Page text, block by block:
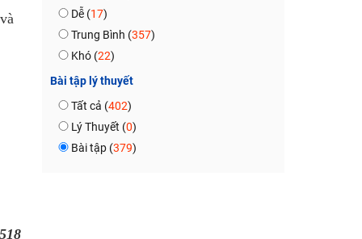
Dễ (17)
Trung Bình (357)
Khó (22)
Bài tập lý thuyết
Tất cả (402)
Lý Thuyết (0)
Bài tập (379)